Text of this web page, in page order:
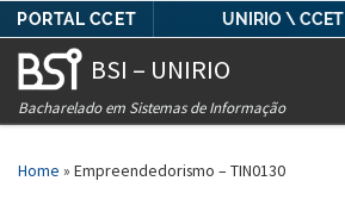
PORTAL CCET UNIRIO \ CCET
Skip to content
BSI – UNIRIO
Bacharelado em Sistemas de Informação
Home » Empreendedorismo – TIN0130